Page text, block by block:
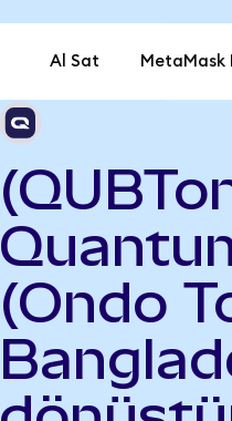
Al Sat MetaMask
(Ondo